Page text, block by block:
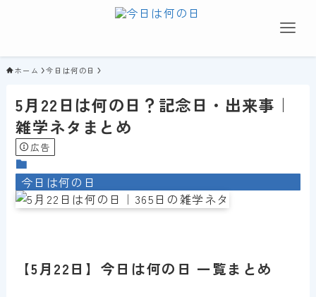
ホーム 今日は何の日
5月22日は何の日？記念日・出来事｜
雑学ネタまとめ
広告
今日は何の日
【5月22日】今日は何の日 一覧まとめ